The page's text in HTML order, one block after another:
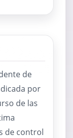
de
por
de las
de control